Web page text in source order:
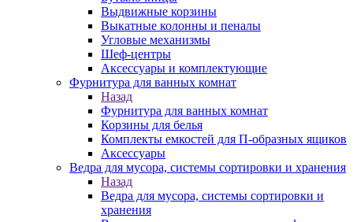
Выдвижные корзины
Выкатные колонны и пеналы
Угловые механизмы
Шеф-центры
Аксессуары и комплектующие
Фурнитура для ванных комнат
Назад
Фурнитура для ванных комнат
Корзины для белья
Комплекты емкостей для П-образных ящиков
Аксессуары
Ведра для мусора, системы сортировки и хранения
Назад
Ведра для мусора, системы сортировки и
хранения